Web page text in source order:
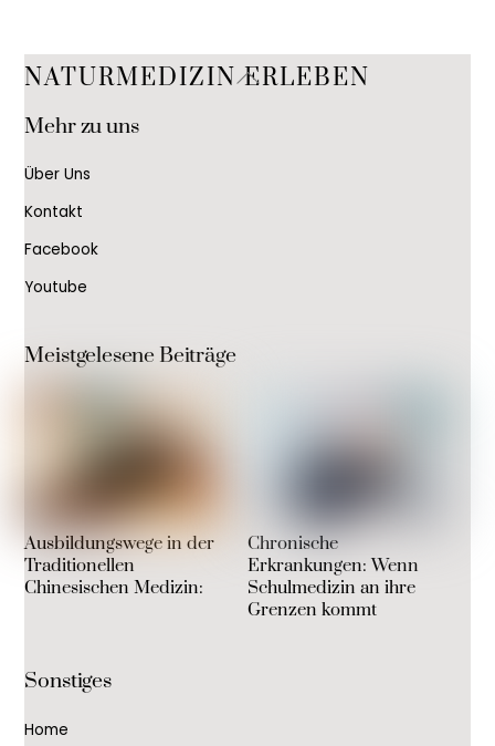
Back
NATURMEDIZIN ERLEBEN
Mehr zu uns
Über Uns
Kontakt
Facebook
Youtube
Meistgelesene Beiträge
Ausbildungswege in der
Traditionellen
Chinesischen Medizin:
Chronische
Erkrankungen: Wenn
Schulmedizin an ihre
Grenzen kommt
Sonstiges
Home